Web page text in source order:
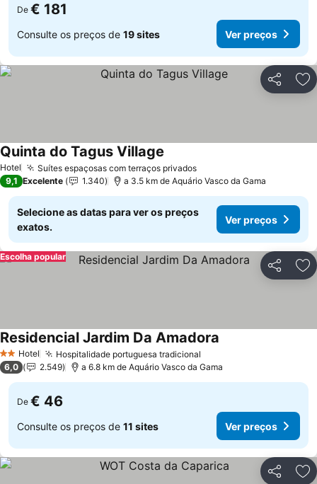
De € 181
Consulte os preços de 19 sites Ver preços
Partilhar
Hotel Suítes espaçosas com terraços privadosVer preços
Quinta do Tagus Village
9,1 Excelente 1.340 a 3.5 km de Aquário Vasco da Gama
Selecione as datas para ver os preços
exatos.
Ver preços
Partilhar
Escolha popular
2 Estrelas
Hotel Hospitalidade portuguesa tradicional
Residencial Jardim Da Amadora
6,0 2.549 a 6.8 km de Aquário Vasco da Gama
De € 46
Consulte os preços de 11 sites Ver preços
Partilhar